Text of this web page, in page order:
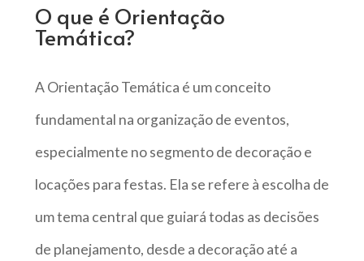
O que é Orientação
Temática?
A Orientação Temática é um conceito
fundamental na organização de eventos,
especialmente no segmento de decoração e
locações para festas. Ela se refere à escolha de
um tema central que guiará todas as decisões
de planejamento, desde a decoração até a